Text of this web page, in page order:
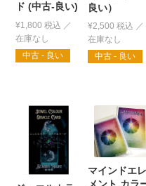
ド (中古-良い)
¥1,800 税込
中古 - 良い
良い）
¥2,500 税込
中古 - 良い
マインドエレ